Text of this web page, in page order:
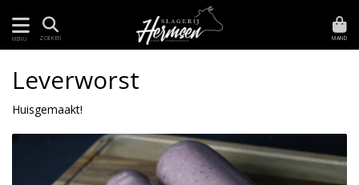
MENU ZOEKEN MAND
Leverworst
Huisgemaakt!